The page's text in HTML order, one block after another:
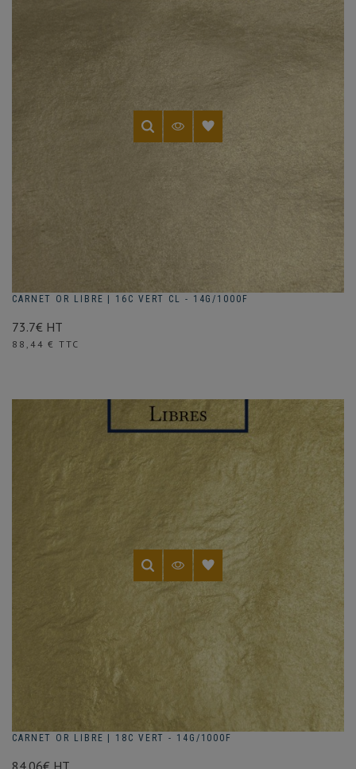
CARNET OR LIBRE | 16C VERT CL - 14G/1000F
73.7€ HT
Prix
88,44 € TTC
CARNET OR LIBRE | 18C VERT - 14G/1000F